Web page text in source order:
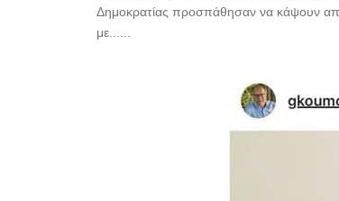
Δημοκρατίας προσπάθησαν να κάψουν
με......